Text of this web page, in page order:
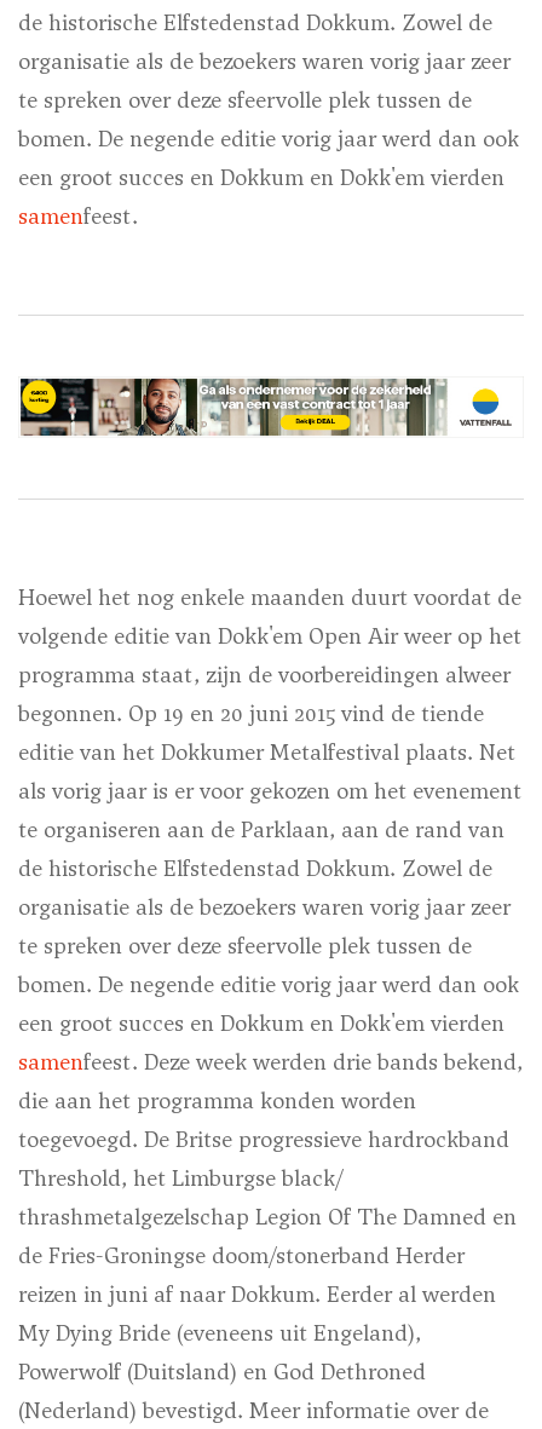
de historische Elfstedenstad Dokkum. Zowel de
organisatie als de bezoekers waren vorig jaar zeer
te spreken over deze sfeervolle plek tussen de
bomen. De negende editie vorig jaar werd dan ook
een groot succes en Dokkum en Dokk'em vierden
samenfeest.
Hoewel het nog enkele maanden duurt voordat de
volgende editie van Dokk'em Open Air weer op het
programma staat, zijn de voorbereidingen alweer
begonnen. Op 19 en 20 juni 2015 vind de tiende
editie van het Dokkumer Metalfestival plaats. Net
als vorig jaar is er voor gekozen om het evenement
te organiseren aan de Parklaan, aan de rand van
de historische Elfstedenstad Dokkum. Zowel de
organisatie als de bezoekers waren vorig jaar zeer
te spreken over deze sfeervolle plek tussen de
bomen. De negende editie vorig jaar werd dan ook
een groot succes en Dokkum en Dokk'em vierden
samenfeest. Deze week werden drie bands bekend,
die aan het programma konden worden
toegevoegd. De Britse progressieve hardrockband
Threshold, het Limburgse black/
thrashmetalgezelschap Legion Of The Damned en
de Fries-Groningse doom/stonerband Herder
reizen in juni af naar Dokkum. Eerder al werden
My Dying Bride (eveneens uit Engeland),
Powerwolf (Duitsland) en God Dethroned
(Nederland) bevestigd. Meer informatie over de